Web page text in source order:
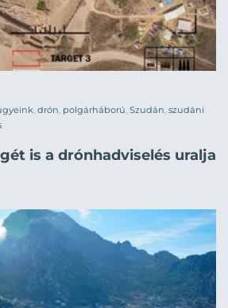
drón polgárháború Szudán szudáni
is a drónhadviselés uralja